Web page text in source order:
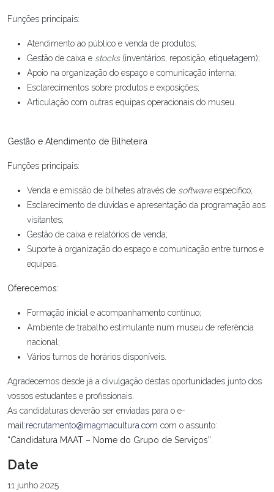
Funções principais:
Atendimento ao público e venda de produtos;
Gestão de caixa e stocks(inventários, reposição, etiquetagem);
Apoio na organização do espaço e comunicação interna;
Esclarecimentos sobre produtos e exposições;
Articulação com outras equipas operacionais do museu.
Gestão e Atendimento de Bilheteira
Funções principais:
Venda e emissão de bilhetes através de softwareespecífico;
Esclarecimento de dúvidas e apresentação da programação aos
visitantes;
Gestão de caixa e relatórios de venda;
Suporte à organização do espaço e comunicação entre turnos e
equipas.
Oferecemos:
Formação inicial e acompanhamento contínuo;
Ambiente de trabalho estimulante num museu de referência
nacional;
Vários turnos de horários disponíveis.
Agradecemos desde já a divulgação destas oportunidades junto dos
vossos estudantes e profissionais.
As candidaturas deverão ser enviadas para o e-
mail:recrutamento@magmacultura.com com o assunto:
“Candidatura MAAT – Nome do Grupo de Serviços”
Date
11 junho 2025